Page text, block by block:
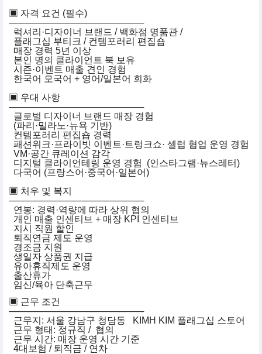
▣ 자격 요건 (필수)
─────────────────────
럭셔리·디자이너 브랜드 / 백화점 명품관 /
플래그십 부티크 / 컨템포러리 편집숍
매장 경력 5년 이상
본인 명의 클라이언트 북 보유
시즌·이벤트 매출 견인 경험
한국어 모국어 + 영어/일본어 회화
▣ 우대 사항
─────────────────────
글로벌 디자이너 브랜드 매장 경험
(파리·밀라노·뉴욕 기반)
컨템포러리 편집숍 경력
패션위크·프라이빗 이벤트·트렁크쇼· 셀럽 협업 운영 경험
VM·공간 큐레이션 감각
디지털 클라이언테링 운영 경험 (인스타그램·뉴스레터)
다국어 (프랑스어·중국어·일본어)
▣ 처우 및 복지
─────────────────────
연봉: 경력·역량에 따라 상위 협의
개인 매출 인센티브 + 매장 KPI 인센티브
지시 직원 할인
퇴직연금 제도 운영
경조금 지원
생일자 상품권 지급
유아휴직제도 운영
출산휴가
임신/육아 단축근무
▣ 근무 조건
─────────────────────
근무지: 서울 강남구 청담동 KIMH KIM 플래그십 스토어
근무 형태: 정규직 / 협의
근무 시간: 매장 운영 시간 기준
4대보험 / 퇴직금 / 연차